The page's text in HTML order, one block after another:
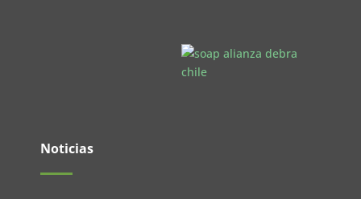
Noticias